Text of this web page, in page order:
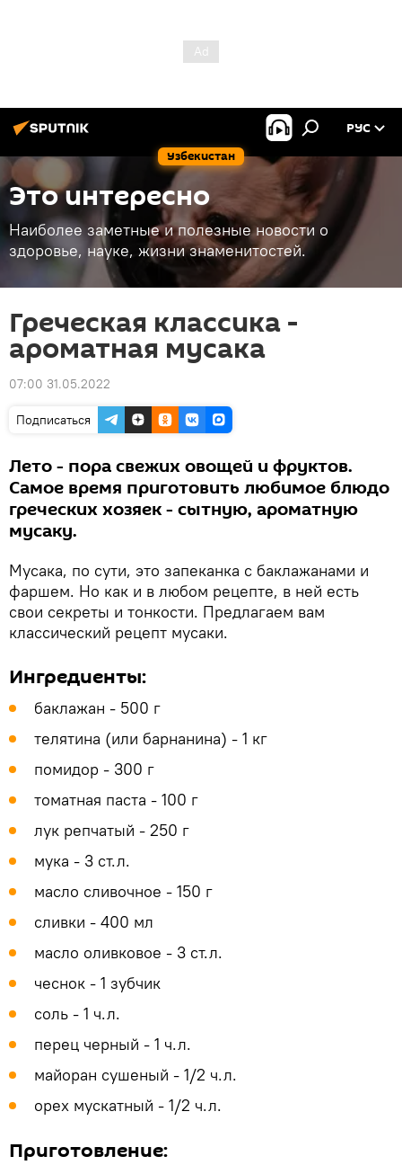
Узбекистан
РУС
Это интересно
Наиболее заметные и полезные новости о
здоровье, науке, жизни знаменитостей.
Греческая классика -
ароматная мусака
07:00 31.05.2022
Подписаться
Лето - пора свежих овощей и фруктов.
Самое время приготовить любимое блюдо
греческих хозяек - сытную, ароматную
мусаку.
Мусака, по сути, это запеканка с баклажанами и
фаршем. Но как и в любом рецепте, в ней есть
свои секреты и тонкости. Предлагаем вам
классический рецепт мусаки.
Ингредиенты:
баклажан - 500 г
телятина (или барнанина) - 1 кг
помидор - 300 г
томатная паста - 100 г
лук репчатый - 250 г
мука - 3 ст.л.
масло сливочное - 150 г
сливки - 400 мл
масло оливковое - 3 ст.л.
чеснок - 1 зубчик
соль - 1 ч.л.
перец черный - 1 ч.л.
майоран сушеный - 1/2 ч.л.
орех мускатный - 1/2 ч.л.
Приготовление: